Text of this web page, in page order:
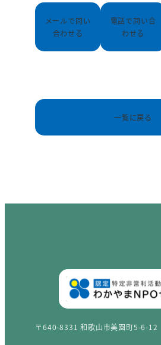
メールで問い
合わせる
電話で問い合
わせる
一覧に戻る
〒640-8331 和歌山市美園町5-6-12